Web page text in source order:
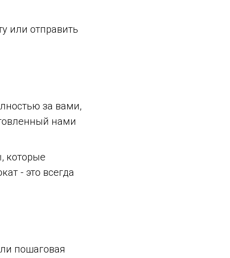
или отправить
за вами,
нами
которые
- это всегда
пошаговая